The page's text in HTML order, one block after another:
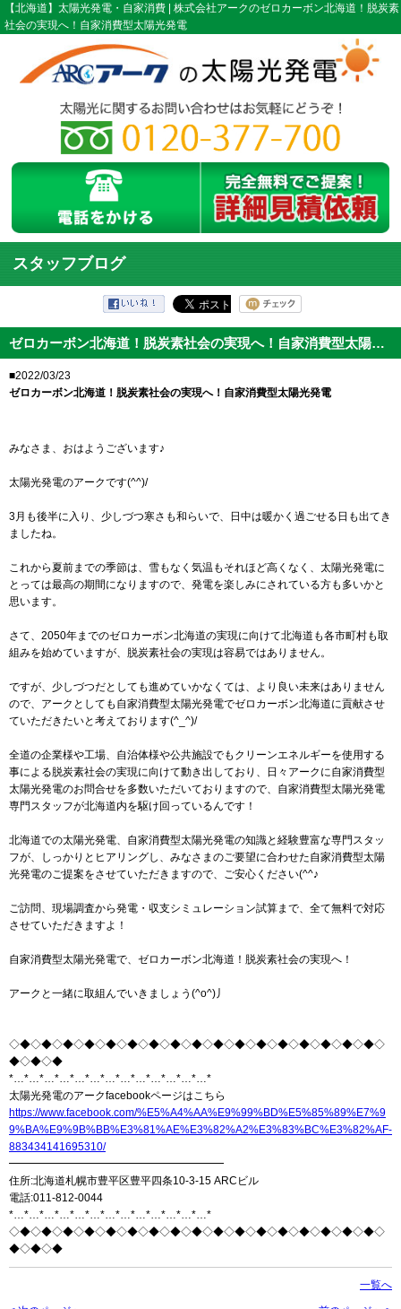
【北海道】太陽光発電・自家消費 | 株式会社アークのゼロカーボン北海道！脱炭素
社会の実現へ！自家消費型太陽光発電
スタッフブログ
ゼロカーボン北海道！脱炭素社会の実現へ！自家消費型太陽光発電
■2022/03/23
ゼロカーボン北海道！脱炭素社会の実現へ！自家消費型太陽光発電
みなさま、おはようございます♪
太陽光発電のアークです(^^)/
3月も後半に入り、少しづつ寒さも和らいで、日中は暖かく過ごせる日も出てき
ましたね。
これから夏前までの季節は、雪もなく気温もそれほど高くなく、太陽光発電に
とっては最高の期間になりますので、発電を楽しみにされている方も多いかと
思います。
さて、2050年までのゼロカーボン北海道の実現に向けて北海道も各市町村も取
組みを始めていますが、脱炭素社会の実現は容易ではありません。
ですが、少しづつだとしても進めていかなくては、より良い未来はありません
ので、アークとしても自家消費型太陽光発電でゼロカーボン北海道に貢献させ
ていただきたいと考えております(^_^)/
全道の企業様や工場、自治体様や公共施設でもクリーンエネルギーを使用する
事による脱炭素社会の実現に向けて動き出しており、日々アークに自家消費型
太陽光発電のお問合せを多数いただいておりますので、自家消費型太陽光発電
専門スタッフが北海道内を駆け回っているんです！
北海道での太陽光発電、自家消費型太陽光発電の知識と経験豊富な専門スタッ
フが、しっかりとヒアリングし、みなさまのご要望に合わせた自家消費型太陽
光発電のご提案をさせていただきますので、ご安心ください(^^♪
ご訪問、現場調査から発電・収支シミュレーション試算まで、全て無料で対応
させていただきますよ！
自家消費型太陽光発電で、ゼロカーボン北海道！脱炭素社会の実現へ！
アークと一緒に取組んでいきましょう(^o^)丿
◇◆◇◆◇◆◇◆◇◆◇◆◇◆◇◆◇◆◇◆◇◆◇◆◇◆◇◆◇◆◇◆◇◆◇
◆◇◆◇◆
*…*…*…*…*…*…*…*…*…*…*…*…*…*
太陽光発電のアークfacebookページはこちら
https://www.facebook.com/%E5%A4%AA%E9%99%BD%E5%85%89%E7%9
9%BA%E9%9B%BB%E3%81%AE%E3%82%A2%E3%83%BC%E3%82%AF-
883434141695310/
━━━━━━━━━━━━━━━━━━━━
住所:北海道札幌市豊平区豊平四条10-3-15 ARCビル
電話:011-812-0044
*…*…*…*…*…*…*…*…*…*…*…*…*…*
◇◆◇◆◇◆◇◆◇◆◇◆◇◆◇◆◇◆◇◆◇◆◇◆◇◆◇◆◇◆◇◆◇◆◇
◆◇◆◇◆
一覧へ